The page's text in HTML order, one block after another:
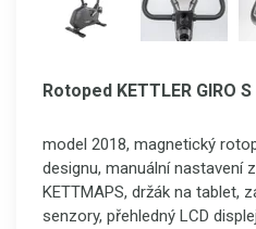
Rotoped KETTLER GIRO S
model 2018, magnetický
designu, manuální nastavení
KETTMAPS, držák na tablet,
senzory, přehledný LCD